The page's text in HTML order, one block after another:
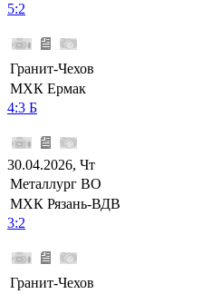
5:2
Гранит-Чехов
МХК Ермак
4:3 Б
30.04.2026, Чт
Металлург ВО
МХК Рязань-ВДВ
3:2
Гранит-Чехов